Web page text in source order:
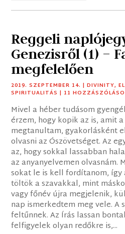
Reggeli
Genezisről (1) –
megfelelően
2019. SZEPTEMBER 14. |DIVINITY,
SPIRITUALITÁS | 11
Mivel a héber tudásom
érzem, hogy kopik az is, amit
megtanultam, gyakorlásként
olvasni az Ószövetséget. Az
az, hogy sokkal lassabban
az anyanyelvemen olvasnám.
sokat le is kell fordítanom,
töltök a szavakkal, mint
vagy főnév újra megjelenik,
nap ismerkedtem meg vele. A
feltűnnek. Az Írás lassan
felfigyelek olyan redőkre is,...